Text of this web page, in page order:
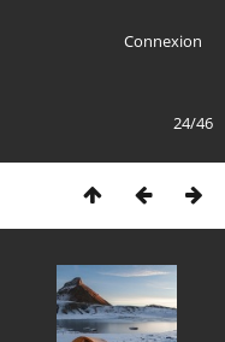
Connexion
24/46